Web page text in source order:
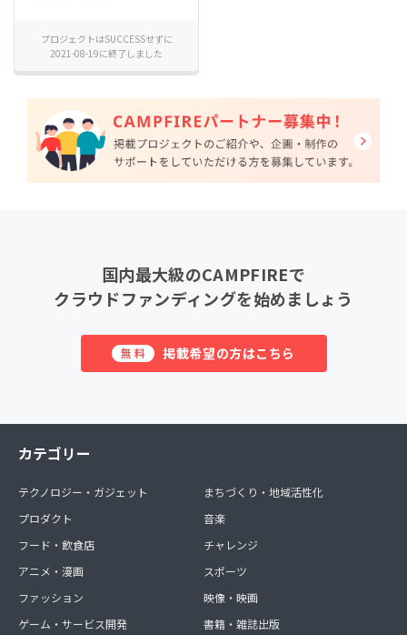
プロジェクトはSUCCESSせずに
2021-08-19に終了しました
国内最大級のCAMPFIREで
クラウドファンディングを始めましょう
無料 掲載希望の方はこちら
カテゴリー
テクノロジー・ガジェット
プロダクト
フード・飲食店
アニメ・漫画
ファッション
ゲーム・サービス開発
まちづくり・地域活性化
音楽
チャレンジ
スポーツ
映像・映画
書籍・雑誌出版